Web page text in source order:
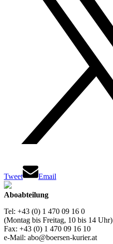
Tweet Email
Aboabteilung
Tel: +43 (0) 1 470 09 16 0
(Montag bis Freitag, 10 bis 14 Uhr)
Fax: +43 (0) 1 470 09 16 10
e-Mail: abo@boersen-kurier.at